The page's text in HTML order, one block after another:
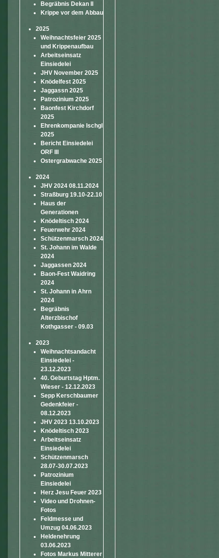
Begräbnis Dekan II
Krippe vor dem Abbau
2025
Weihnachtsfeier 2025
und Krippenaufbau
Arbeitseinsatz
Einsiedelei
JHV November 2025
Knödelfest 2025
Jaggassn 2025
Patrozinium 2025
Baonfest Kirchdorf
2025
Ehrenkompanie Ischgl
2025
Bericht Einsiedelei
ORF III
Ostergrabwache 2025
2024
JHV 2024 08.11.2024
Straßburg 19.10-22.10
Haus der
Generationen
Knödeltisch 2024
Feuerwehr 2024
Schützenmarsch 2024
St. Johann im Walde
2024
Jaggassen 2024
Baon-Fest Waidring
2024
St. Johann in Ahrn
2024
Begräbnis
Alterzbischof
Kothgasser - 09.03
2023
Weihnachtsandacht
Einsiedelei -
23.12.2023
40. Geburtstag Hptm.
Wieser - 12.12.2023
Sepp Kerschbaumer
Gedenkfeier -
08.12.2023
JHV 2023 13.10.2023
Knödeltisch 2023
Arbeitseinsatz
Einsiedelei
Schützenmarsch
28.07-30.07.2023
Patrozinium
Einsiedelei
Herz Jesu Feuer 2023
Video und Drohnen-
Fotos
Feldmesse und
Umzug 04.06.2023
Heldenehrung
03.06.2023
Fotos Markus Mitterer